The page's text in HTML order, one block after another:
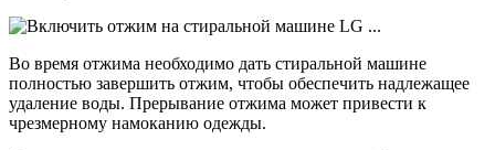
Во время отжима необходимо дать стиральной машине
полностью завершить отжим, чтобы обеспечить надлежащее
удаление воды. Прерывание отжима может привести к
чрезмерному намоканию одежды.